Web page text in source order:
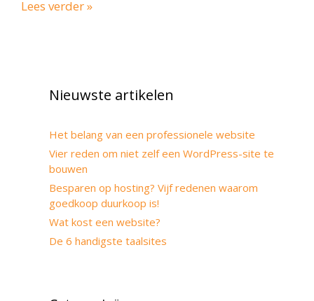
Lees verder »
Nieuwste artikelen
Het belang van een professionele website
Vier reden om niet zelf een WordPress-site te
bouwen
Besparen op hosting? Vijf redenen waarom
goedkoop duurkoop is!
Wat kost een website?
De 6 handigste taalsites